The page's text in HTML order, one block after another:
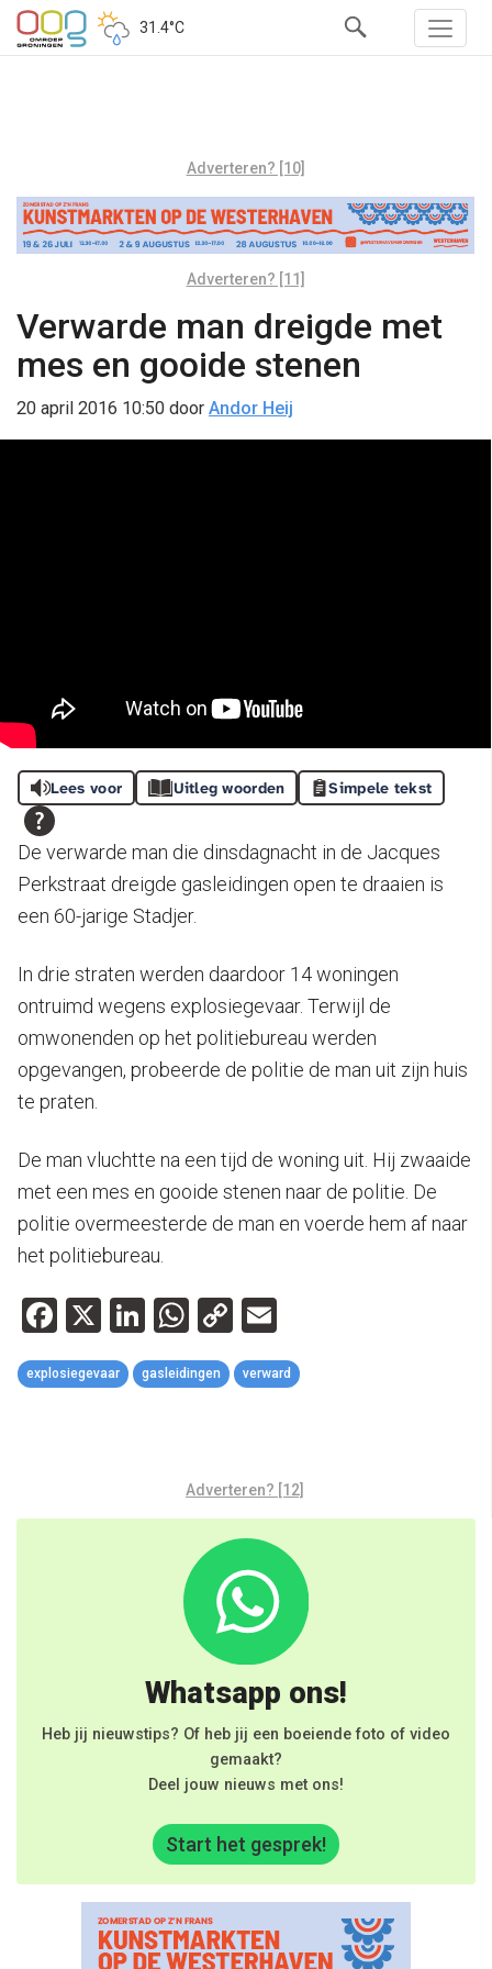
31.4°C
Adverteren? [10]
Adverteren? [11]
Verwarde man dreigde met
mes en gooide stenen
20 april 2016 10:50 door Andor Heij
Lees voor Uitleg woorden Simpele tekst
De verwarde man die dinsdagnacht in de Jacques
Perkstraat dreigde gasleidingen open te draaien is
een 60-jarige Stadjer.
In drie straten werden daardoor 14 woningen
ontruimd wegens explosiegevaar. Terwijl de
omwonenden op het politiebureau werden
opgevangen, probeerde de politie de man uit zijn huis
te praten.
De man vluchtte na een tijd de woning uit. Hij zwaaide
met een mes en gooide stenen naar de politie. De
politie overmeesterde de man en voerde hem af naar
het politiebureau.
Facebook
X LinkedIn
WhatsApp
Copy
Link
explosiegevaar gasleidingen verward
Adverteren? [12]
Whatsapp ons!
Heb jij nieuwstips? Of heb jij een boeiende foto of video
gemaakt?
Deel jouw nieuws met ons!
Start het gesprek!